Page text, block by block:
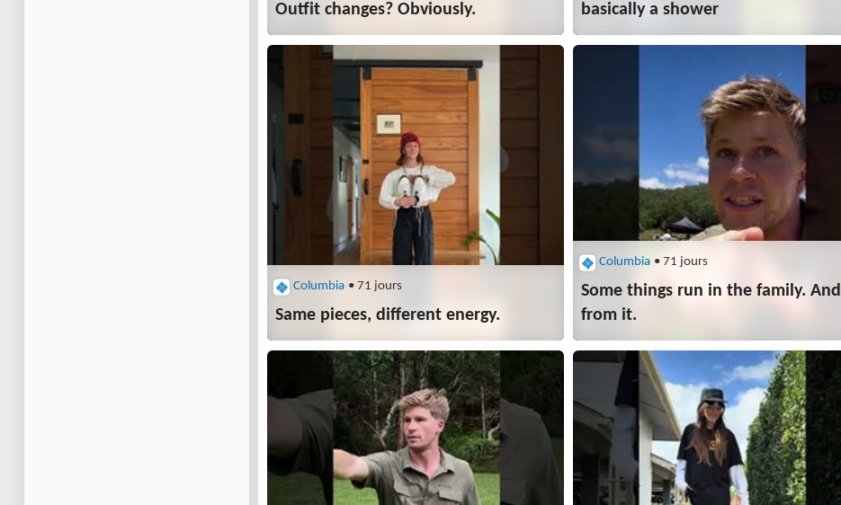
Outfit changes? Obviously.​
basically a shower
Columbia • 71 jours
Same pieces, different energy.
Columbia • 71 jours
Some things run in the family. And
from it.